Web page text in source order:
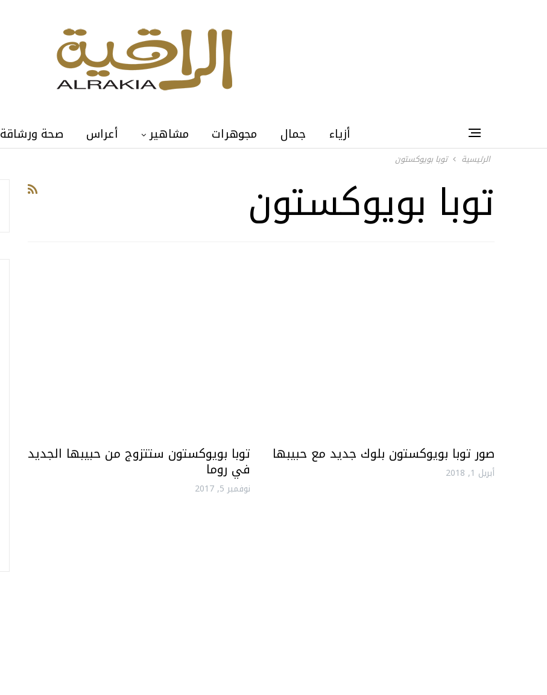
أزياء جمال مجوهرات مشاهير أعراس صحة ورشاقة
الرئيسية توبا بويوكستون
توبا بويوكستون
صور توبا بويوكستون بلوك جديد مع حبيبها
أبريل 1, 2018
توبا بويوكستون ستتزوج من حبيبها الجديد
في روما
نوفمبر 5, 2017